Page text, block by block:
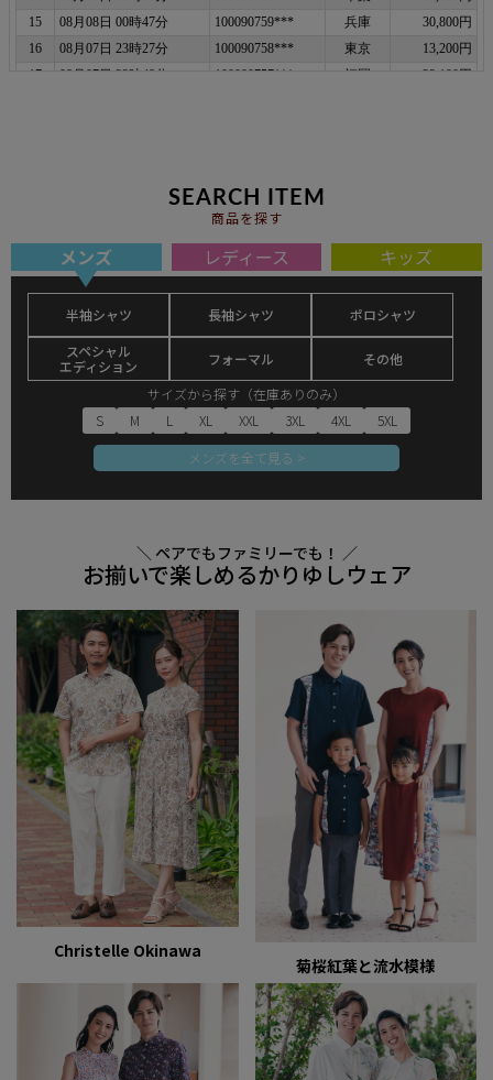
SEARCH ITEM
商品を探す
メンズ レディース キッズ
半袖シャツ 長袖シャツ
ポロシャツ
スペシャル
エディション
フォーマル
その他
サイズから探す（在庫ありのみ）
S
M L XL XXL 3XL 4XL
5XL
メンズを全て見る >
＼ ペアでもファミリーでも！ ／
お揃いで楽しめるかりゆしウェア
Christelle Okinawa
菊桜紅葉と流水模様